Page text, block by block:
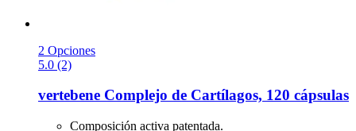
2 Opciones
5.0 (2)
vertebene Complejo de Cartílagos, 120 cápsulas
Composición activa patentada.